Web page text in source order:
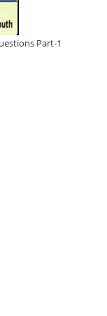
Part-1